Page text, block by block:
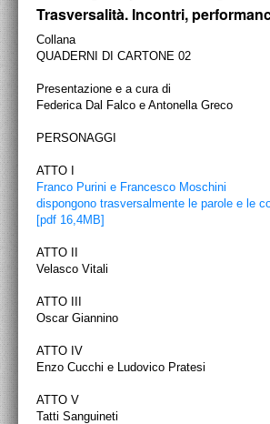
PROGETTI CULTURALI
PROGETTO T.E.S.I.
Trasversalità. Incontri,
Collana
QUADERNI DI CARTONE 02
Presentazione e a cura di
Federica Dal Falco e Antonella Greco
PERSONAGGI
ATTO I
Franco Purini e Francesco Moschini
dispongono trasversalmente le parole e le
[pdf 16,4MB]
ATTO II
Velasco Vitali
ATTO III
Oscar Giannino
ATTO IV
Enzo Cucchi e Ludovico Pratesi
ATTO V
Tatti Sanguineti